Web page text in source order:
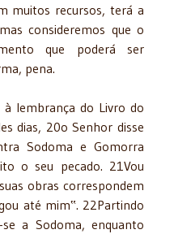
muitos recursos, terá a
consideremos que o
que poderá ser
pena.
à lembrança do Livro do
dias, 20o Senhor disse
Sodoma e Gomorra
o seu pecado. 21Vou
obras correspondem
até mim‟. 22Partindo
a Sodoma, enquanto